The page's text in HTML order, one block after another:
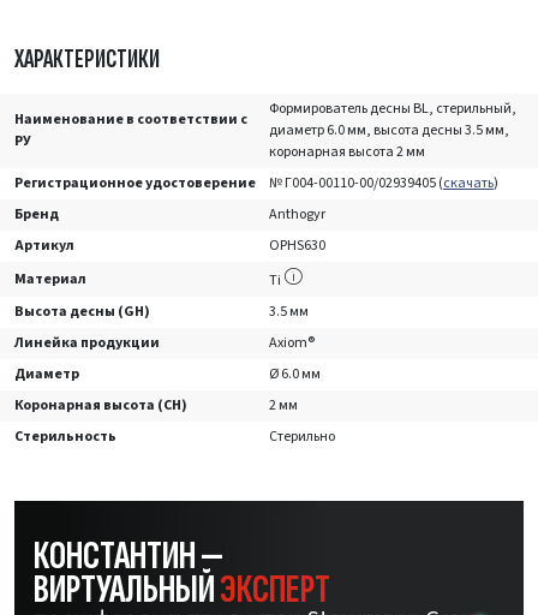
ХАРАКТЕРИСТИКИ
Наименование в соответствии с
РУ
Формирователь десны BL, стерильный,
диаметр 6.0 мм, высота десны 3.5 мм,
коронарная высота 2 мм
Регистрационное удостоверение
№ Г004-00110-00/02939405 (скачать)
Бренд
Anthogyr
Артикул
OPHS630
Материал
Ti
Высота десны (GH)
3.5 мм
Линейка продукции
Axiom®
Диаметр
Ø 6.0 мм
Коронарная высота (CH)
2 мм
Стерильность
Стерильно
КОНСТАНТИН —
ВИРТУАЛЬНЫЙЭКСПЕРТ